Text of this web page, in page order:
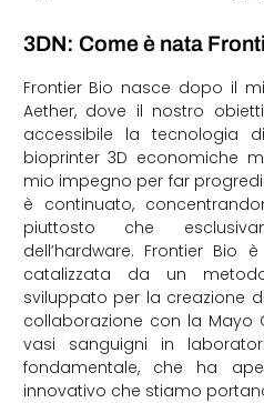
3DN: Come è nata
Frontier Bio nasce dopo il
Aether, dove il nostro
accessibile la tecnologia
bioprinter 3D economiche
mio impegno per far
è continuato,
piuttosto che
dell’hardware. Frontier Bio
catalizzata da un
sviluppato per la creazione
collaborazione con la Mayo
vasi sanguigni in
fondamentale, che ha
innovativo che stiamo